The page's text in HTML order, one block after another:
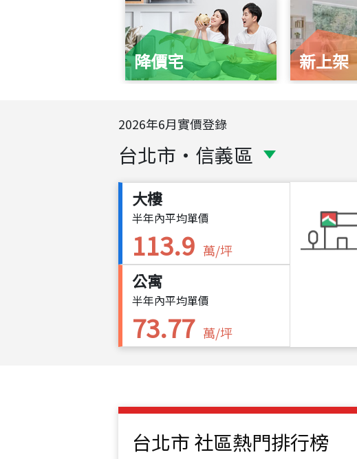
降價宅 新上架
2026年6月實價登錄
台北市 ・ 信義區
大樓
半年內平均單價
113.9 萬/坪
公寓
半年內平均單價
73.77 萬/坪
台北市 社區熱門排行榜